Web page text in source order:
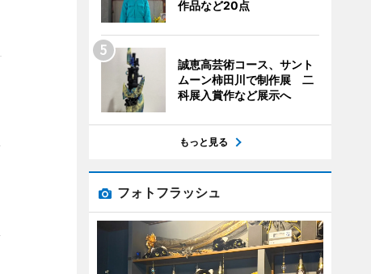
作品など20点
誠恵高芸術コース、サント
ムーン柿田川で制作展 二
科展入賞作など展示へ
もっと見る
フォトフラッシュ